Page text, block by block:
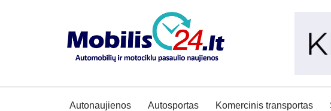
Autonaujienos Autosportas Komercinis transportas